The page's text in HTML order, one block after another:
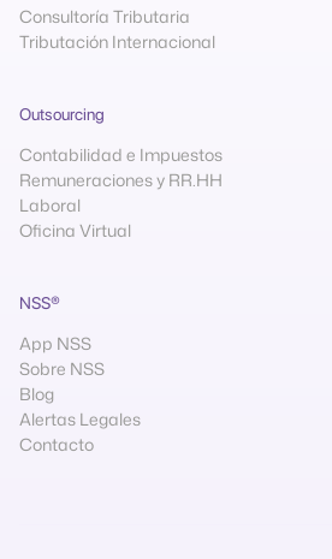
Consultoría Tributaria
Tributación Internacional
Outsourcing
Contabilidad e Impuestos
Remuneraciones y RR.HH
Laboral
Oficina Virtual
NSS®
App NSS
Sobre NSS
Blog
Alertas Legales
Contacto